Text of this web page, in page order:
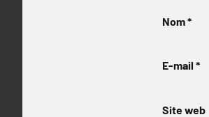
Nom*
E-mail *
Site web